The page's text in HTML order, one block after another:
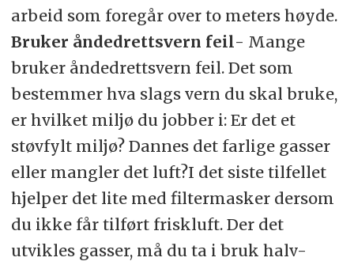
arbeid som foregår over to meters høyde.
Bruker åndedrettsvern feil- Mange
bruker åndedrettsvern feil. Det som
bestemmer hva slags vern du skal bruke,
er hvilket miljø du jobber i: Er det et
støvfylt miljø? Dannes det farlige gasser
eller mangler det luft?I det siste tilfellet
hjelper det lite med filtermasker dersom
du ikke får tilført friskluft. Der det
utvikles gasser, må du ta i bruk halv-